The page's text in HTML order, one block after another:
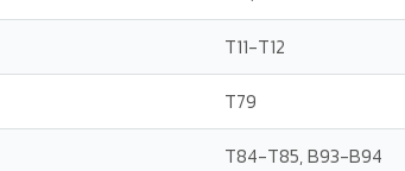
T11-T12
T79
T84-T85, B93-B94